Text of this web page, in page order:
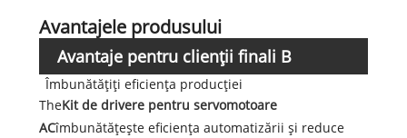
Avantajele produsului
Avantaje pentru clienții finali B
Îmbunătățiți eficiența producției
TheKit de drivere pentru servomotoare
ACîmbunătățește eficiența automatizării și reduce